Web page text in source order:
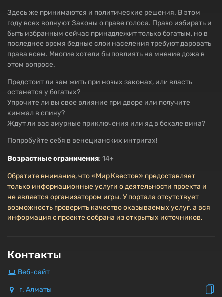
Здесь же принимаются и политические решения. В этом
году всех волнуют Законы о праве голоса. Право избирать и
быть избранным сейчас принадлежит только богатым, но в
последнее время бедные слои населения требуют даровать
права всем. Многие хотели бы повлиять на мнение дожа в
этом вопросе.
Предстоит ли вам жить при новых законах, или власть
останется у богатых?
Упрочите ли вы свое влияние при дворе или получите
кинжал в спину?
Ждут ли вас амурные приключения или яд в бокале вина?
Попробуйте себя в венецианских интригах!
Возрастные ограничения: 14+
Обратите внимание, что «Мир Квестов» предоставляет
только информационные услуги о деятельности проекта и
не является организатором игры. У портала отсутствует
возможность проверить качество оказываемых услуг, а вся
информация о проекте собрана из открытых источников.
Контакты
Веб-сайт
г. Алматы